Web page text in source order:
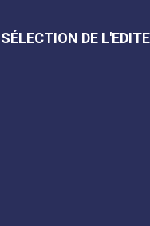
SÉLECTION DE